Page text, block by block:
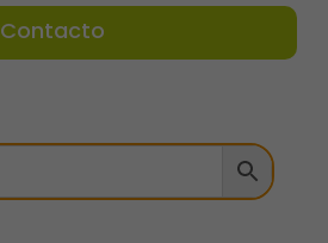
Contacto